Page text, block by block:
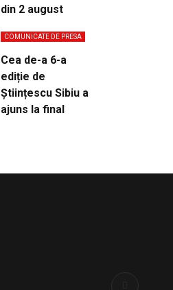
din 2 august
COMUNICATE DE PRESA
Cea de-a 6-a
ediție de
Științescu Sibiu a
ajuns la final